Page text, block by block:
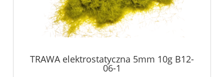
TRAWA elektrostatyczna 5mm 10g B12-
06-1